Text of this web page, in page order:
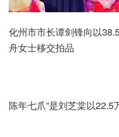
化州市市长谭剑锋向以
舟女士移交拍品
陈年七爪”是刘芝棠以22.5